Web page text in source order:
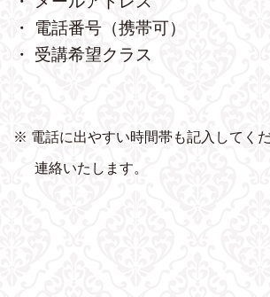
・ 電話番号（携帯可）
・ 受講希望クラス
※ 電話に出やすい時間帯も記入してく
連絡いたします。